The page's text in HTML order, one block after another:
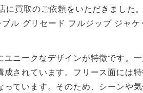
買取のご依頼をいただきました
ル グリセード フルジップ ジャケ
ニークなデザインが特徴です。
されています。フリース面には
ています。そのため、シーンや